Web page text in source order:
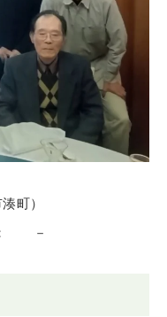
町）
－